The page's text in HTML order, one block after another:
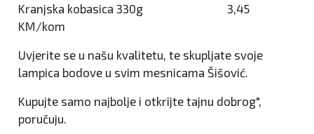
Kranjska kobasica 330g 3,45
KM/kom
Uvjerite se u našu kvalitetu, te skupljate svoje
lampica bodove u svim mesnicama Šišović.
Kupujte samo najbolje i otkrijte tajnu dobrog",
poručuju.